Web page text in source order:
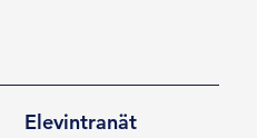
Elevintranät